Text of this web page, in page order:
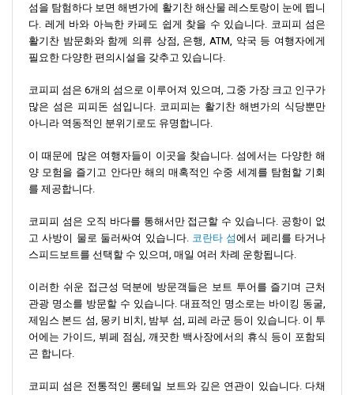
섬을 탐험하다 보면 해변가에 활기찬 해산물 레스토랑이 눈에 띕니
다. 레게 바와 아늑한 카페도 쉽게 찾을 수 있습니다. 코피피 섬은
활기찬 밤문화와 함께 의류 상점, 은행, ATM, 약국 등 여행자에게
필요한 다양한 편의시설을 갖추고 있습니다.
코피피 섬은 6개의 섬으로 이루어져 있으며, 그중 가장 크고 인구가
많은 섬은 피피돈 섬입니다. 코피피는 활기찬 해변가의 식당뿐만
아니라 역동적인 분위기로도 유명합니다.
이 때문에 많은 여행자들이 이곳을 찾습니다. 섬에서는 다양한 해
양 모험을 즐기고 안다만 해의 매혹적인 수중 세계를 탐험할 기회
를 제공합니다.
코피피 섬은 오직 바다를 통해서만 접근할 수 있습니다. 공항이 없
고 사방이 물로 둘러싸여 있습니다. 코란타 섬에서 페리를 타거나
스피드보트를 선택할 수 있으며, 매일 여러 차례 운항됩니다.
이러한 쉬운 접근성 덕분에 방문객들은 보트 투어를 즐기며 근처
관광 명소를 방문할 수 있습니다. 대표적인 명소로는 바이킹 동굴,
제임스 본드 섬, 몽키 비치, 밤부 섬, 피레 라군 등이 있습니다. 이 투
어에는 가이드, 뷔페 점심, 깨끗한 백사장에서의 휴식 등이 포함되
곤 합니다.
코피피 섬은 전통적인 롱테일 보트와 깊은 연관이 있습니다. 다채